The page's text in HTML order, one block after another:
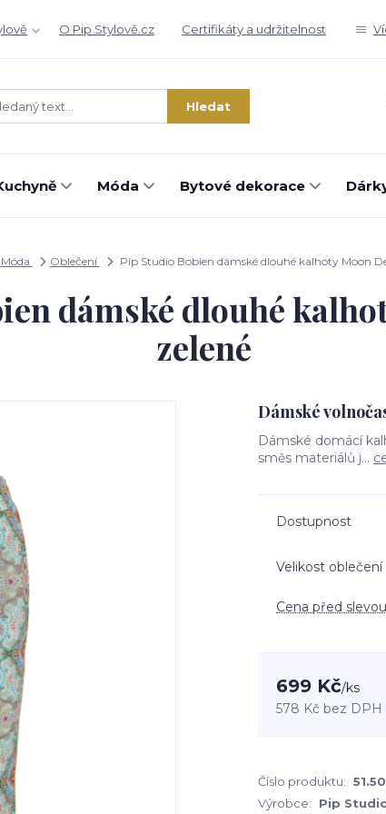
O Pip Stylově.cz Certifikáty a udržitelnost
Hledat
Móda Bytové dekorace
Móda Oblečení Pip Studio Bobien dámské dlouhé kalhoty Moon
dámské dlouhé
zelené
Dámské
Dámské domácí
směs materiálů j...
Dostupnost
Velikost oblečení
Cena před slevou
699 Kč/ks
578 Kč bez DPH
Číslo produktu:
Výrobce:
Pip